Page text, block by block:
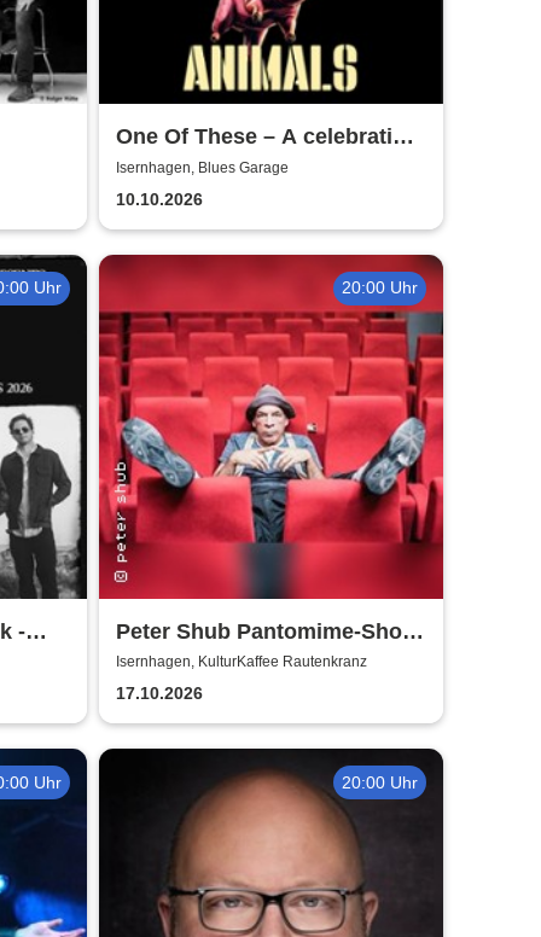
One Of These – A celebration
of Pink Floyd / Animals-Tour
2026
Isernhagen, Blues Garage
10.10.2026
Uhr
-
20:00 Uhr
Peter Shub Pantomime-Show
- Für Garderobe keine
Haftung
Isernhagen, KulturKaffee Rautenkranz
17.10.2026
Uhr 20:00 Uhr